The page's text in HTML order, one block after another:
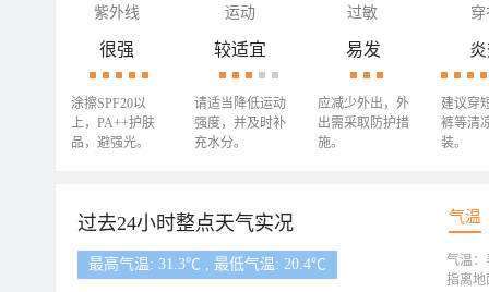
紫外线 运动 过敏 穿
很强
涂擦SPF20以
上，PA++护肤
品，避强光。
较适宜
请适当降低运动
强度，并及时补
充水分。
易发
应减少外出，外
出需采取防护措
施。
建议穿
裤等清
装。
过去24小时整点天气实况 气温
最高气温: 31.3℃ , 最低气温: 20.4℃
气温：
指离地